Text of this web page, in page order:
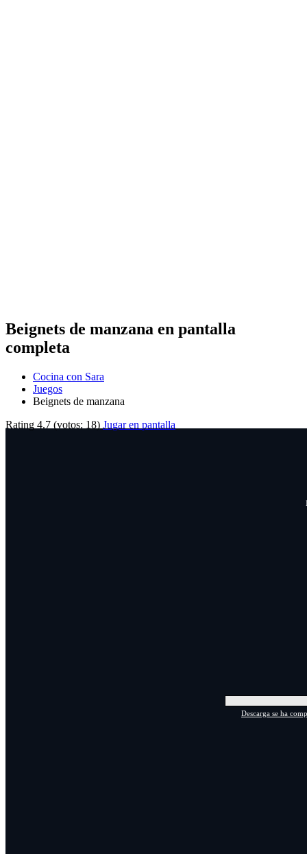
Beignets de manzana en pantalla
completa
Cocina con Sara
Juegos
Beignets de manzana
Rating 4.7 (votos: 18) Jugar en pantalla
Descarga se ha